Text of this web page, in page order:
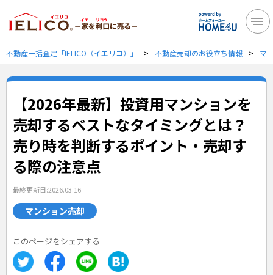
不動産一括査定「IELICO（イエリコ）」 不動産売却のお役立ち情報 マ
【2026年最新】投資用マンションを
売却するベストなタイミングとは？
売り時を判断するポイント・売却す
る際の注意点
最終更新日:2026.03.16
マンション売却
このページをシェアする